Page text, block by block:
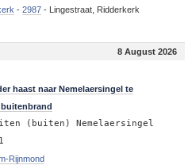
- 2987- Lingestraat, Ridderkerk
8 August 2026
haast naar Nemelaersingel te
(buiten) Nemelaersingel
Rijnmond